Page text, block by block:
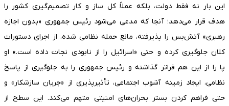
این بار نه فقط دولت، بلکه عملاً کل ساز و کار تصمیم‌گیری کشور را
هدف قرار می‌دهد؛ آنجا که مدعی می‌شود رئیس جمهوری «بدون اجازه
رهبری» آتش‌بس را پذیرفته، مانع حمله نظامی شده، از اجرای دستورات
کلان جلوگیری کرده و حتی «اسرائیل را از نابودی نجات داده است.» او
پا را از این هم فراتر گذاشته و رئیس جمهوری را به جلوگیری از پاسخ
نظامی، ایجاد زمینه آشوب اجتماعی، تأثیرپذیری از «جریان سازشکار» و
حتی فراهم کردن بستر بحران‌های امنیتی متهم می‌کند. این سطح از